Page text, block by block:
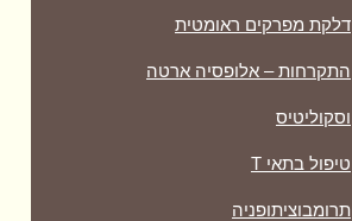
דלקת מפרקים ראומטית
התקרחות – אלופסיה ארטה
וסקוליטיס
טיפול בתאי T
תרומבוציתופניה